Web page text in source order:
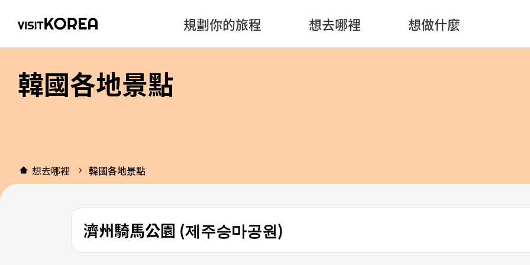
規劃你的旅程 想去哪裡 想做什麼
韓國各地景點
想去哪裡 韓國各地景點
濟州騎馬公園 (제주승마공원)